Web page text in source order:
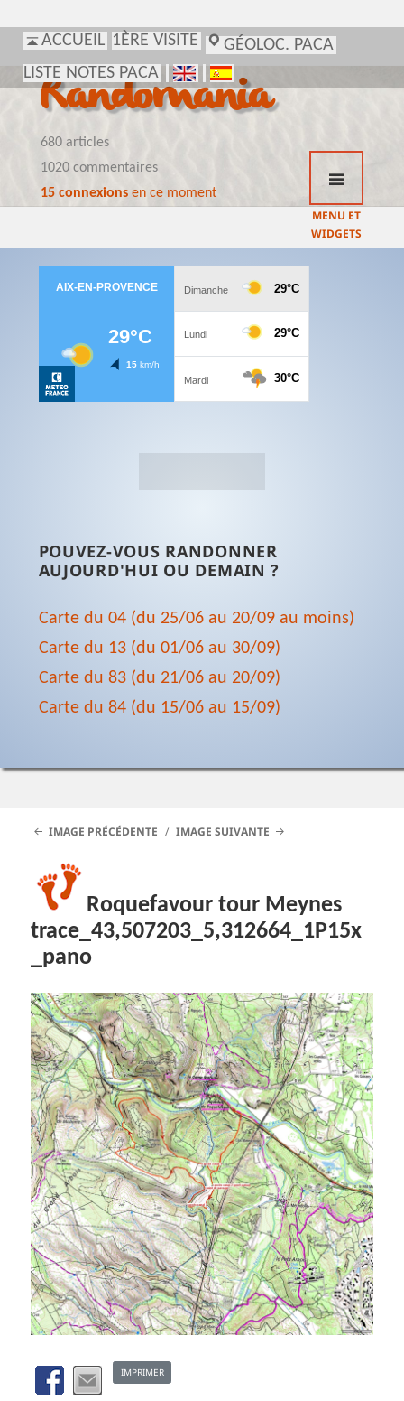
ACCUEIL 1ÈRE VISITE
GÉOLOC. PACA
LISTE NOTES PACA
Randomania
680 articles
1020 commentaires
15 connexionsen ce moment
MENU ET
WIDGETS
POUVEZ-VOUS RANDONNER
AUJOURD'HUI OU DEMAIN ?
Carte du 04 (du 25/06 au 20/09 au moins)
Carte du 13 (du 01/06 au 30/09)
Carte du 83 (du 21/06 au 20/09)
Carte du 84 (du 15/06 au 15/09)
IMAGE PRÉCÉDENTE IMAGE SUIVANTE
Roquefavour tour Meynes
trace_43,507203_5,312664_1P15x
_pano
IMPRIMER